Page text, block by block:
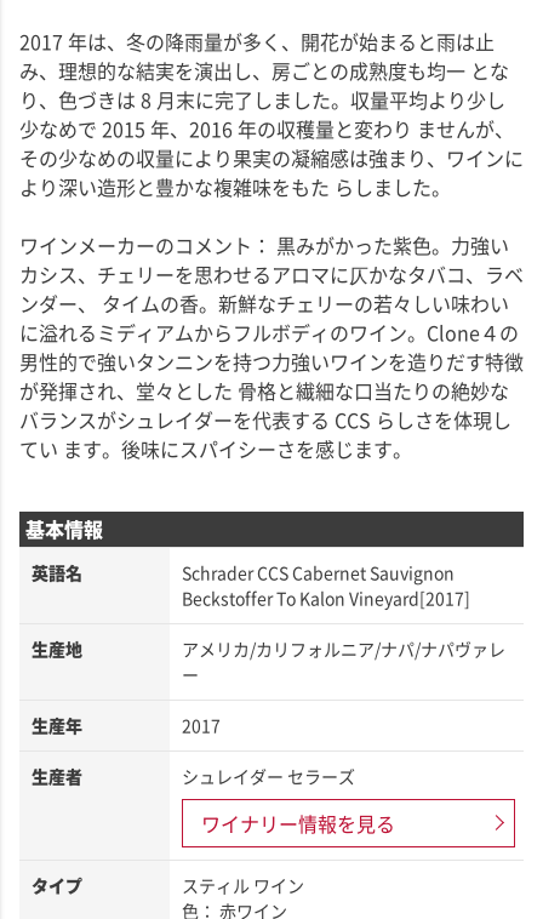
2017 年は、冬の降雨量が多く、開花が始まると雨は止
み、理想的な結実を演出し、房ごとの成熟度も均一 とな
り、色づきは 8 月末に完了しました。収量平均より少し
少なめで 2015 年、2016 年の収穫量と変わり ませんが、
その少なめの収量により果実の凝縮感は強まり、ワインに
より深い造形と豊かな複雑味をもた らしました。
ワインメーカーのコメント： 黒みがかった紫色。力強い
カシス、チェリーを思わせるアロマに仄かなタバコ、ラベ
ンダー、 タイムの香。新鮮なチェリーの若々しい味わい
に溢れるミディアムからフルボディのワイン。Clone４の
男性的で強いタンニンを持つ力強いワインを造りだす特徴
が発揮され、堂々とした 骨格と繊細な口当たりの絶妙な
バランスがシュレイダーを代表する CCS らしさを体現し
てい ます。後味にスパイシーさを感じます。
基本情報
英語名
Schrader CCS Cabernet Sauvignon
Beckstoffer To Kalon Vineyard[2017]
生産地
アメリカ/カリフォルニア/ナパ/ナパヴァレ
ー
生産年 2017
生産者 シュレイダー セラーズ
ワイナリー情報を見る
タイプ
スティル ワイン
色： 赤ワイン